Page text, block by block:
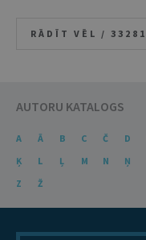
RĀDĪT VĒL / 33281
AUTORU KATALOGS
A Ā B C Č D
Ķ
L Ļ M N Ņ
Z
Ž